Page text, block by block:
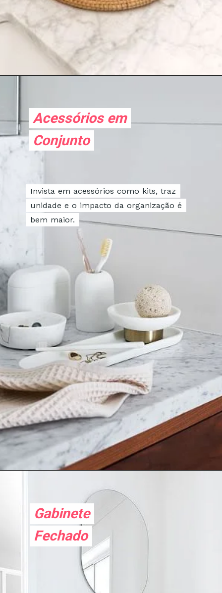
Acessórios em
Conjunto
Acessórios em
Conjunto
Invista em acessórios como kits, traz
unidade e o impacto da organização é
bem maior.
Invista em acessórios como kits, traz
unidade e o impacto da organização é
bem maior.
Gabinete
Fechado
Gabinete
Fechado